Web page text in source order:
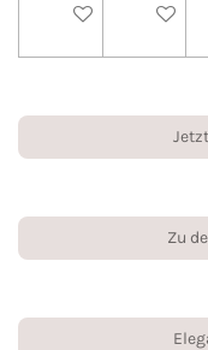
In den Warenkorb
In den
Zu